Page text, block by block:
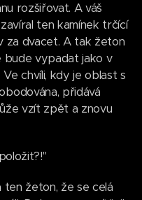
rozšiřovat. A váš
ten kamínek trčící
za dvacet. A tak žeton
bude vypadat jako v
chvíli, kdy je oblast s
přidává
vzít zpět a znovu
ten žeton, že se celá